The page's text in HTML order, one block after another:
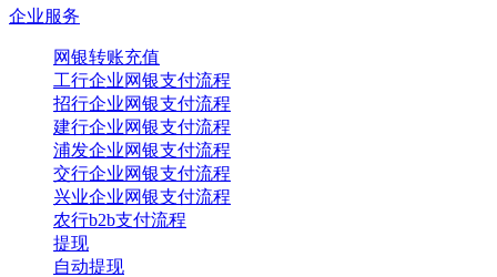
企业服务
网银转账充值
工行企业网银支付流程
招行企业网银支付流程
建行企业网银支付流程
浦发企业网银支付流程
交行企业网银支付流程
兴业企业网银支付流程
农行b2b支付流程
提现
自动提现